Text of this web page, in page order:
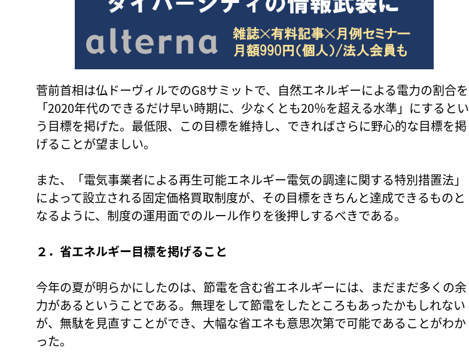
菅前首相は仏ドーヴィルでのG8サミットで、自然エネルギーによる電力の割合を
「2020年代のできるだけ早い時期に、少なくとも20％を超える水準」にするとい
う目標を掲げた。最低限、この目標を維持し、できればさらに野心的な目標を掲
げることが望ましい。
また、「電気事業者による再生可能エネルギー電気の調達に関する特別措置法」
によって設立される固定価格買取制度が、その目標をきちんと達成できるものと
なるように、制度の運用面でのルール作りを後押しするべきである。
２．省エネルギー目標を掲げること
今年の夏が明らかにしたのは、節電を含む省エネルギーには、まだまだ多くの余
力があるということである。無理をして節電をしたところもあったかもしれない
が、無駄を見直すことができ、大幅な省エネも意思次第で可能であることがわか
った。